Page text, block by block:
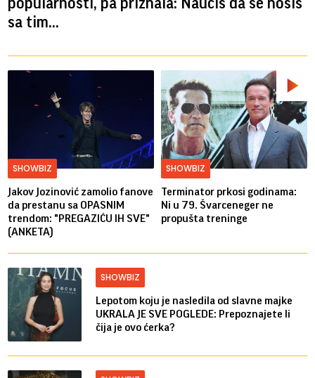
popularnosti, pa priznala: Naučiš da se nosiš
sa tim...
SHOWBIZ
Jakov Jozinović zamolio fanove
da prestanu sa OPASNIM
trendom: "PREGAZIĆU IH SVE"
(ANKETA)
SHOWBIZ
Terminator prkosi godinama:
Ni u 79. Švarceneger ne
propušta treninge
SHOWBIZ
Lepotom koju je nasledila od slavne majke
UKRALA JE SVE POGLEDE: Prepoznajete li
čija je ovo ćerka?